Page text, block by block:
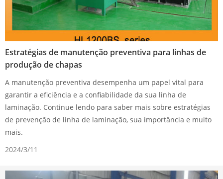
Estratégias de manutenção preventiva para linhas de
produção de chapas
A manutenção preventiva desempenha um papel vital para
garantir a eficiência e a confiabilidade da sua linha de
laminação. Continue lendo para saber mais sobre estratégias
de prevenção de linha de laminação, sua importância e muito
mais.
2024/3/11